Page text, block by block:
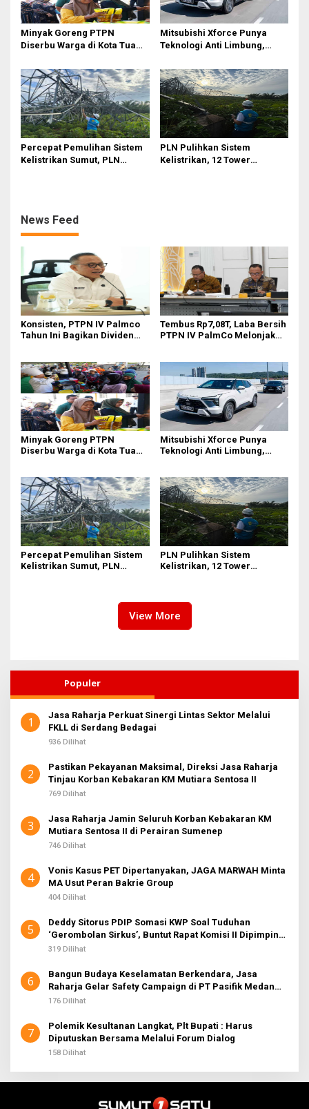
Minyak Goreng PTPN
Diserbu Warga di Kota Tua
Mitsubishi Xforce Punya
Teknologi Anti Limbung,
Percepat Pemulihan Sistem
Kelistrikan Sumut, PLN
PLN Pulihkan Sistem
Kelistrikan, 12 Tower
News Feed
Konsisten, PTPN IV Palmco
Tahun Ini Bagikan Dividen
Tembus Rp7,08T, Laba Bersih
PTPN IV PalmCo Melonjak
Efisiensi
Minyak Goreng PTPN
Diserbu Warga di Kota Tua
Mitsubishi Xforce Punya
Teknologi Anti Limbung,
Percepat Pemulihan Sistem
Kelistrikan Sumut, PLN
PLN Pulihkan Sistem
Kelistrikan, 12 Tower
View More
Populer
1
Jasa Raharja Perkuat Sinergi Lintas Sektor Melalui
FKLL di Serdang Bedagai
936 Dilihat
2
Pastikan Pekayanan Maksimal, Direksi Jasa Raharja
Tinjau Korban Kebakaran KM Mutiara Sentosa II
769 Dilihat
3
Jasa Raharja Jamin Seluruh Korban Kebakaran KM
Mutiara Sentosa II di Perairan Sumenep
746 Dilihat
4
Vonis Kasus PET Dipertanyakan, JAGA MARWAH Minta
MA Usut Peran Bakrie Group
404 Dilihat
5
Deddy Sitorus PDIP Somasi KWP Soal Tuduhan
‘Gerombolan Sirkus’, Buntut Rapat Komisi II Dipimpin
Sufmi Dasco Ahmad
319 Dilihat
6
Bangun Budaya Keselamatan Berkendara, Jasa
Raharja Gelar Safety Campaign di PT Pasifik Medan
Industri
176 Dilihat
7
Polemik Kesultanan Langkat, Plt Bupati : Harus
Diputuskan Bersama Melalui Forum Dialog
158 Dilihat